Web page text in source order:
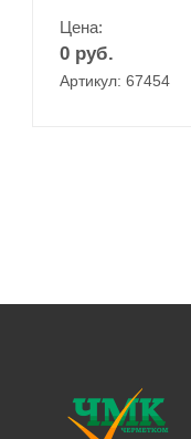
Цена:
0 руб.
Артикул: 67454